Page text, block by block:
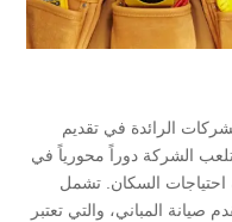
الرائدة في تقديم
الشركة دوراً محورياً في
احتياجات السكان. تشمل
المباني، والتي تعتبر